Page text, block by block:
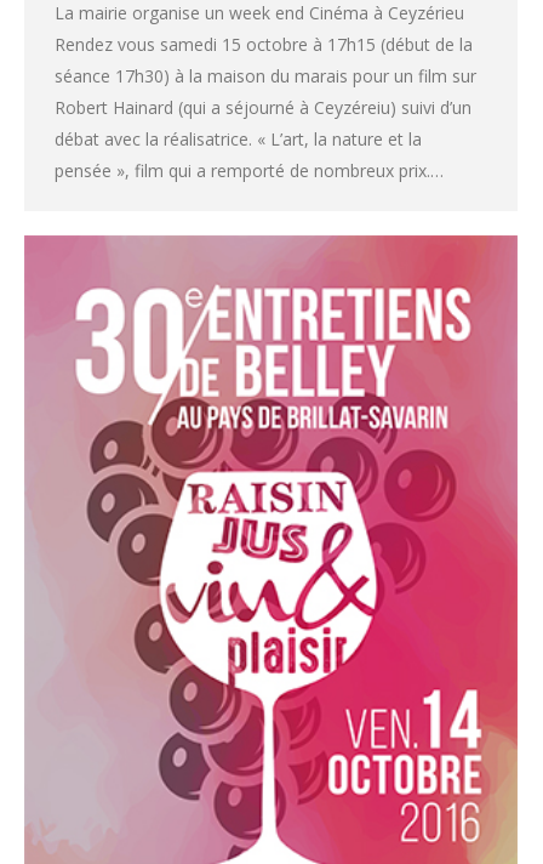
La mairie organise un week end Cinéma à Ceyzérieu
Rendez vous samedi 15 octobre à 17h15 (début de la
séance 17h30) à la maison du marais pour un film sur
Robert Hainard (qui a séjourné à Ceyzéreiu) suivi d’un
débat avec la réalisatrice. « L’art, la nature et la
pensée », film qui a remporté de nombreux prix.…